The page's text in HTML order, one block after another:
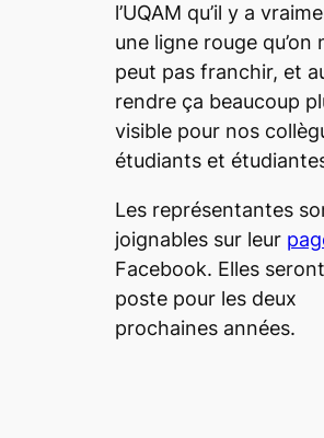
l’UQAM qu’il y a
une ligne rouge qu’on
peut pas franchir, et
rendre ça beaucoup
visible pour nos
étudiants et
Les représentantes
joignables sur leur
Facebook. Elles
poste pour les deux
prochaines années.